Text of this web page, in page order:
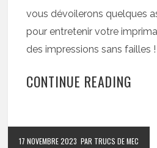
vous dévoilerons quelques
pour entretenir votre
des impressions sans failles !
CONTINUE READING
17 NOVEMBRE 2023 PAR TRUCS DE MEC